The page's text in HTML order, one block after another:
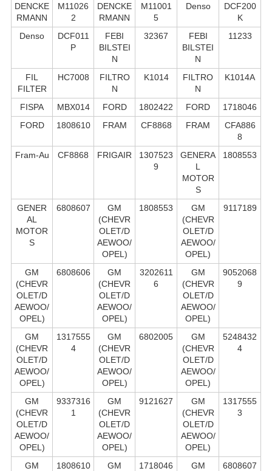
DENCKE
RMANN
M11026
2
DENCKE
RMANN
M11001
5
Denso
DCF200
K
Denso
DCF011
P
FEBI
BILSTEI
N
32367
FEBI
BILSTEI
N
11233
FIL
FILTER
HC7008
FILTRO
N
K1014
FILTRO
N
K1014A
FISPA MBX014 FORD 1802422 FORD
1718046
FORD
1808610 FRAM CF8868 FRAM
CFA886
8
Fram-Au
CF8868 FRIGAIR
1307523
9
GENERA
L
MOTOR
S
1808553
GENER
AL
MOTOR
S
6808607
GM
(CHEVR
OLET/D
AEWOO/
OPEL)
1808553
GM
(CHEVR
OLET/D
AEWOO/
OPEL)
9117189
GM
(CHEVR
OLET/D
AEWOO/
OPEL)
6808606
GM
(CHEVR
OLET/D
AEWOO/
OPEL)
3202611
6
GM
(CHEVR
OLET/D
AEWOO/
OPEL)
9052068
9
GM
(CHEVR
OLET/D
AEWOO/
OPEL)
1317555
4
GM
(CHEVR
OLET/D
AEWOO/
OPEL)
6802005
GM
(CHEVR
OLET/D
AEWOO/
OPEL)
5248432
4
GM
(CHEVR
OLET/D
AEWOO/
OPEL)
9337316
1
GM
(CHEVR
OLET/D
AEWOO/
OPEL)
9121627
GM
(CHEVR
OLET/D
AEWOO/
OPEL)
1317555
3
GM
1808610
GM
1718046
GM
6808607